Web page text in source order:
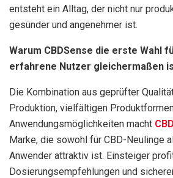
entsteht ein Alltag, der nicht nur
gesünder und angenehmer ist.
Warum CBDSense die erste Wahl
erfahrene Nutzer gleichermaßen
Die Kombination aus geprüfter
Produktion, vielfältigen
Anwendungsmöglichkeiten macht
Marke, die sowohl für CBD-Neulinge
Anwender attraktiv ist. Einsteiger
Dosierungsempfehlungen und